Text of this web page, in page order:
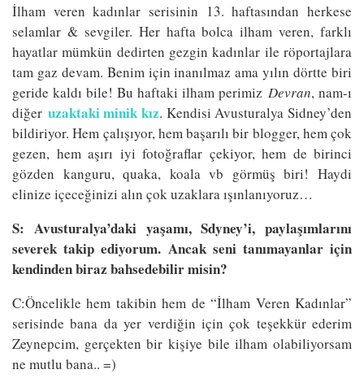
İlham veren kadınlar serisinin 13. haftasından herkese
selamlar & sevgiler. Her hafta bolca ilham veren, farklı
hayatlar mümkün dedirten gezgin kadınlar ile röportajlara
tam gaz devam. Benim için inanılmaz ama yılın dörtte biri
geride kaldı bile! Bu haftaki ilham perimiz Devran, nam-ı
diğer uzaktaki minik kız. Kendisi Avusturalya Sidney’den
bildiriyor. Hem çalışıyor, hem başarılı bir blogger, hem çok
gezen, hem aşırı iyi fotoğraflar çekiyor, hem de birinci
gözden kanguru, quaka, koala vb görmüş biri! Haydi
elinize içeceğinizi alın çok uzaklara ışınlanıyoruz…
S: Avusturalya’daki yaşamı, Sdyney’i, paylaşımlarını
severek takip ediyorum. Ancak seni tanımayanlar için
kendinden biraz bahsedebilir misin?
C:Öncelikle hem takibin hem de “İlham Veren Kadınlar”
serisinde bana da yer verdiğin için çok teşekkür ederim
Zeynepcim, gerçekten bir kişiye bile ilham olabiliyorsam
ne mutlu bana.. =)